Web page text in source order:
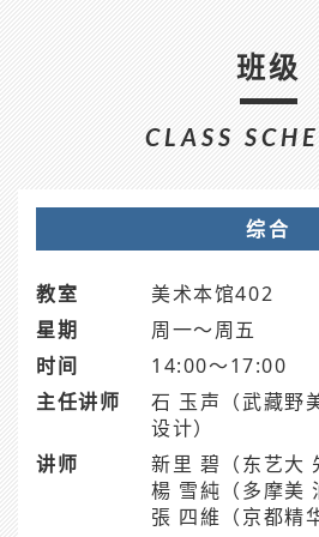
班级
CLASS
综合
教室
美术本馆402
星期
周一～周五
时间
14:00～17:00
主任讲师
石 玉声（武藏野
设计）
讲师
新里 碧（东艺大
楊 雪純（多摩美
張 四維（京都精